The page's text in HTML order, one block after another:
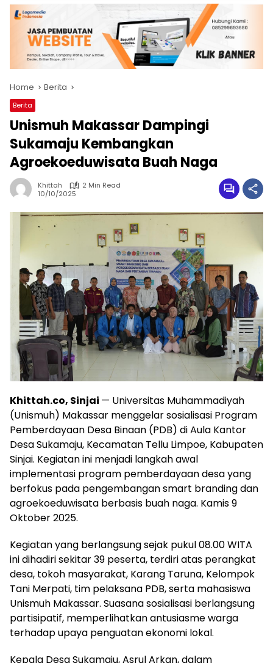
Home Berita
Berita
Unismuh Makassar Dampingi
Sukamaju Kembangkan
Agroekoeduwisata Buah Naga
Khittah
2 Min Read
10/10/2025
Khittah.co, Sinjai — Universitas Muhammadiyah
(Unismuh) Makassar menggelar sosialisasi Program
Pemberdayaan Desa Binaan (PDB) di Aula Kantor
Desa Sukamaju, Kecamatan Tellu Limpoe, Kabupaten
Sinjai. Kegiatan ini menjadi langkah awal
implementasi program pemberdayaan desa yang
berfokus pada pengembangan smart branding dan
agroekoeduwisata berbasis buah naga. Kamis 9
Oktober 2025.
Kegiatan yang berlangsung sejak pukul 08.00 WITA
ini dihadiri sekitar 39 peserta, terdiri atas perangkat
desa, tokoh masyarakat, Karang Taruna, Kelompok
Tani Merpati, tim pelaksana PDB, serta mahasiswa
Unismuh Makassar. Suasana sosialisasi berlangsung
partisipatif, memperlihatkan antusiasme warga
terhadap upaya penguatan ekonomi lokal.
Kepala Desa Sukamaju, Asrul Arkan, dalam